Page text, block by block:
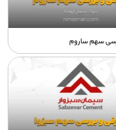
سهم ساروم